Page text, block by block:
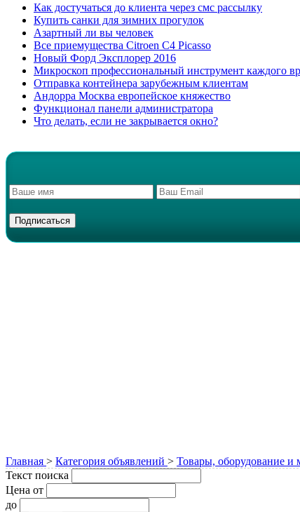
Как достучаться до клиента через смс рассылку
Купить санки для зимних прогулок
Азартный ли вы человек
Все приемущества Сitroen C4 Picasso
Новый Форд Эксплорер 2016
Микроскоп профессиональный инструмент каждого
Отправка контейнера зарубежным клиентам
Андорра Москва европейское княжество
Функционал панели администратора
Что делать, если не закрывается окно?
Главная > Категория объявлений > Товары, оборудование и
Текст поиска
Цена от
до